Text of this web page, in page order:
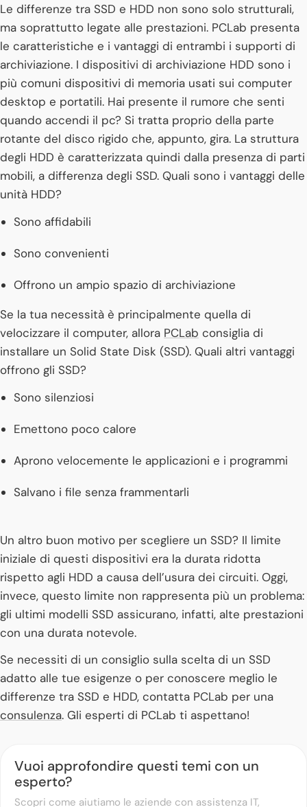
Le differenze tra SSD e HDD non sono solo strutturali,
ma soprattutto legate alle prestazioni. PCLab presenta
le caratteristiche e i vantaggi di entrambi i supporti di
archiviazione. I dispositivi di archiviazione HDD sono i
più comuni dispositivi di memoria usati sui computer
desktop e portatili. Hai presente il rumore che senti
quando accendi il pc? Si tratta proprio della parte
rotante del disco rigido che, appunto, gira. La struttura
degli HDD è caratterizzata quindi dalla presenza di parti
mobili, a differenza degli SSD. Quali sono i vantaggi delle
unità HDD?
Sono affidabili
Sono convenienti
Offrono un ampio spazio di archiviazione
Se la tua necessità è principalmente quella di
velocizzare il computer, allora PCLab consiglia di
installare un Solid State Disk (SSD). Quali altri vantaggi
offrono gli SSD?
Sono silenziosi
Emettono poco calore
Aprono velocemente le applicazioni e i programmi
Salvano i file senza frammentarli
Un altro buon motivo per scegliere un SSD? Il limite
iniziale di questi dispositivi era la durata ridotta
rispetto agli HDD a causa dell’usura dei circuiti. Oggi,
invece, questo limite non rappresenta più un problema:
gli ultimi modelli SSD assicurano, infatti, alte prestazioni
con una durata notevole.
Se necessiti di un consiglio sulla scelta di un SSD
adatto alle tue esigenze o per conoscere meglio le
differenze tra SSD e HDD, contatta PCLab per una
consulenza. Gli esperti di PCLab ti aspettano!
Vuoi approfondire questi temi con un
esperto?
Scopri come aiutiamo le aziende con assistenza IT,